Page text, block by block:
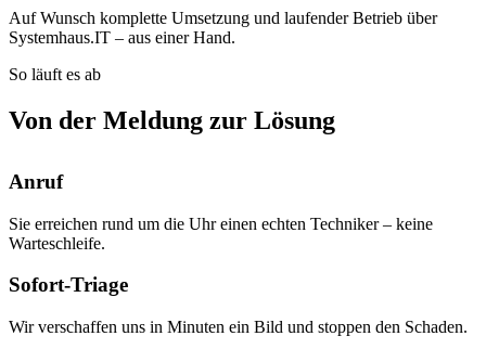
Auf Wunsch komplette Umsetzung und laufender Betrieb über
Systemhaus.IT – aus einer Hand.
So läuft es ab
Von der Meldung zur Lösung
Anruf
Sie erreichen rund um die Uhr einen echten Techniker – keine
Warteschleife.
Sofort-Triage
Wir verschaffen uns in Minuten ein Bild und stoppen den Schaden.